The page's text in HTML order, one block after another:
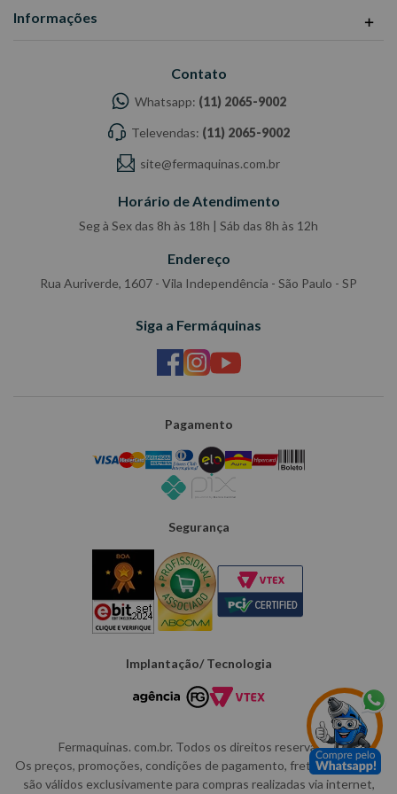
Informações
Contato
Whatsapp: (11) 2065-9002
Televendas: (11) 2065-9002
site@fermaquinas.com.br
Horário de Atendimento
Seg à Sex das 8h às 18h | Sáb das 8h às 12h
Endereço
Rua Auriverde, 1607 - Vila Independência - São Paulo - SP
Siga a Fermáquinas
Pagamento
Segurança
Implantação/ Tecnologia
Fermaquinas. com.br. Todos os direitos reservados.
Os preços, promoções, condições de pagamento, frete e produtos
são válidos exclusivamente para compras realizadas via internet,